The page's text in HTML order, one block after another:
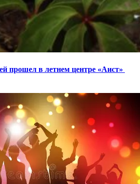
прошел в летнем центре «Аист»